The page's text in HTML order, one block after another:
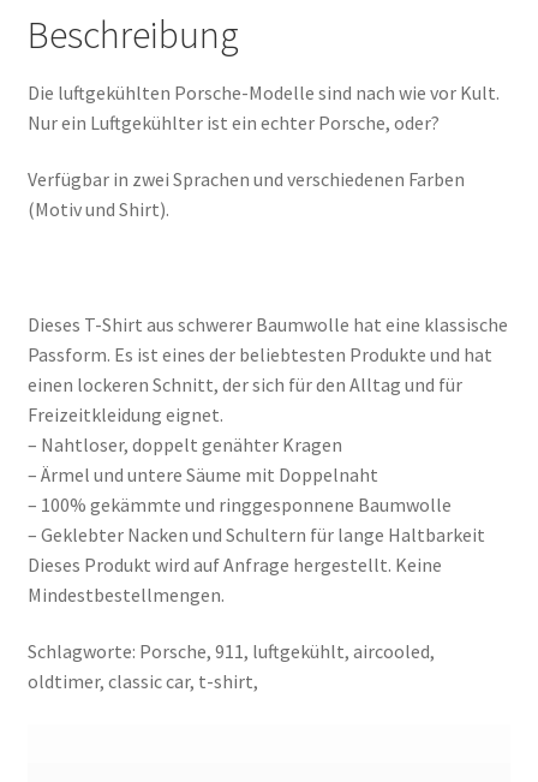
Beschreibung
Die luftgekühlten Porsche-Modelle sind nach wie vor Kult.
Nur ein Luftgekühlter ist ein echter Porsche, oder?
Verfügbar in zwei Sprachen und verschiedenen Farben
(Motiv und Shirt).
Dieses T-Shirt aus schwerer Baumwolle hat eine klassische
Passform. Es ist eines der beliebtesten Produkte und hat
einen lockeren Schnitt, der sich für den Alltag und für
Freizeitkleidung eignet.
– Nahtloser, doppelt genähter Kragen
– Ärmel und untere Säume mit Doppelnaht
– 100% gekämmte und ringgesponnene Baumwolle
– Geklebter Nacken und Schultern für lange Haltbarkeit
Dieses Produkt wird auf Anfrage hergestellt. Keine
Mindestbestellmengen.
Schlagworte: Porsche, 911, luftgekühlt, aircooled,
oldtimer, classic car, t-shirt,